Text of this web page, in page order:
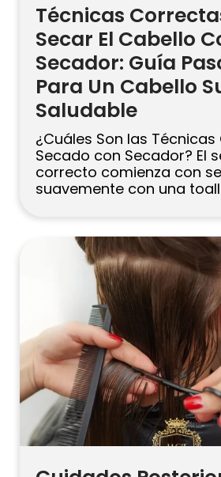
Técnicas
Secar El Cabello
Secador: Guía
Para Un Cabello
Saludable
¿Cuáles Son las
Secado con Secador? El
correcto comienza con
suavemente con una
secciones. Mantén la
apuntando hacia abajo
15–20 cm del cabello. Usa
temperatura más baja
termina con aire frío
cutícula, […]